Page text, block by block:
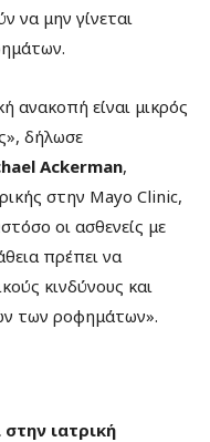
να μην γίνεται
ανακοπή είναι μικρός
δήλωσε
Ackerman,
στην Mayo Clinic,
οι ασθενείς με
πρέπει να
κινδύνους και
των ροφημάτων».
ιατρική